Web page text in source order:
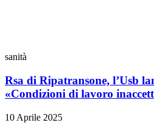
sanità
Rsa di Ripatransone, l’Usb
«Condizioni di lavoro
10 Aprile 2025